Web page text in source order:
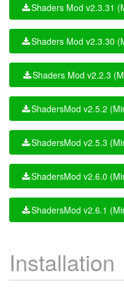
Shaders Mod v2.3.31
Shaders Mod v2.3.30
Shaders Mod v2.2.3
ShadersMod v2.5.2
ShadersMod v2.5.3
ShadersMod v2.6.0
ShadersMod v2.6.1
Installation